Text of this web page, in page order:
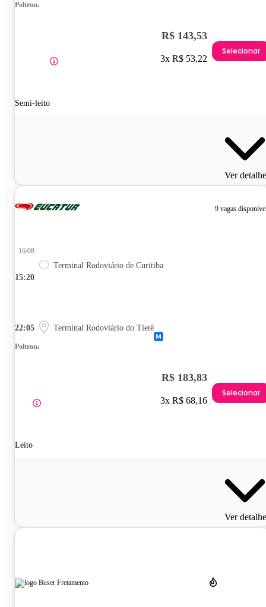
Poltrona
Semi-leito
R$ 143,53
3x R$ 53,22
Selecionar
Ver
9 vagas
15:20
16/08
Terminal Rodoviário de Curitiba
22:05 Terminal Rodoviário do Tietê
Poltrona
Leito
R$ 183,83
3x R$ 68,16
Selecionar
Ver